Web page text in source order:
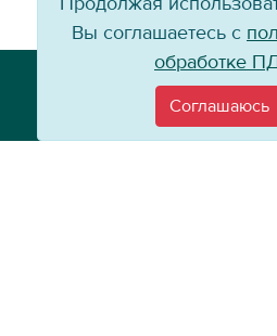
Email:info@baikal-
Вы соглашаетесь с
обработке
Соглашаюсь